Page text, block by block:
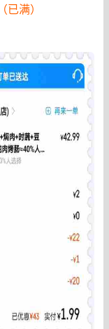
满）